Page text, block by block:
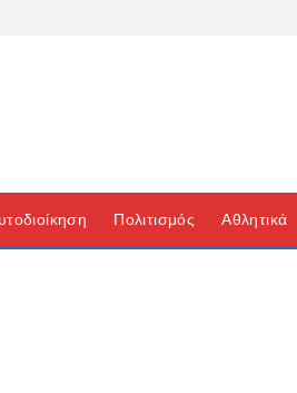
Πολιτισμός Αθλητικά